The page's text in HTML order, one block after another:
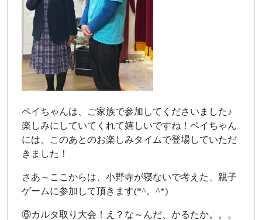
ペイちゃんは、ご家族で参加してくださいました♪
楽しみにしていてくれて嬉しいですね！ペイちゃん
には、このあとのお楽しみタイムで登場していただ
きました！
さあ～ここからは、小野寺が寝ないで考えた、親子
ゲームに参加して頂きます(*^。^*)
⑥カルタ取り大会！え？な～んだ、かるたか。。。